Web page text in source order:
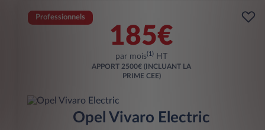
Professionnels
185€
par mois(1) HT
APPORT 2500€ (INCLUANT LA
PRIME CEE)
Opel Vivaro Electric